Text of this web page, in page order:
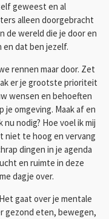
geweest en al
alleen doorgebracht
de wereld die je door en
dat ben jezelf.
rennen maar door. Zet
er je grootste prioriteit
wensen en behoeften
omgeving. Maak af en
nodig? Hoe voel ik mij
niet te hoog en vervang
dingen in je agenda
en ruimte in deze
dagje over.
gaat over je mentale
gezond eten, bewegen,